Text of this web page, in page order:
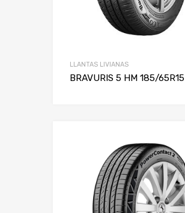
LLANTAS LIVIANAS
BRAVURIS 5 HM 185/65R15